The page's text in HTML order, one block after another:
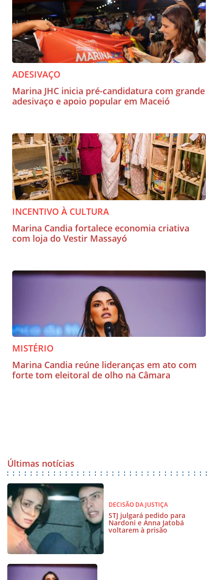
ADESIVAÇO
Marina JHC inicia pré-candidatura com grande
adesivaço e apoio popular em Maceió
INCENTIVO À CULTURA
Marina Candia fortalece economia criativa
com loja do Vestir Massayó
MISTÉRIO
Marina Candia reúne lideranças em ato com
forte tom eleitoral de olho na Câmara
Últimas notícias
DECISÃO DA JUSTIÇA
STJ julgará pedido para
Nardoni e Anna Jatobá
voltarem à prisão